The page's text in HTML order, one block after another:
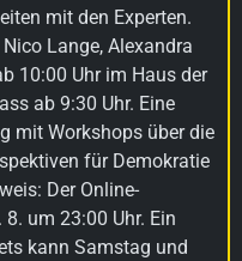
mit den Experten.
Lange, Alexandra
10:00 Uhr im Haus der
ab 9:30 Uhr. Eine
mit Workshops über die
für Demokratie
Der Online-
um 23:00 Uhr. Ein
kann Samstag und